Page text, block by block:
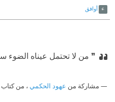
أوافق
❞ من لا تحتمل عيناه الضوء
مشاركة من عهود الحكمي ، من كتاب